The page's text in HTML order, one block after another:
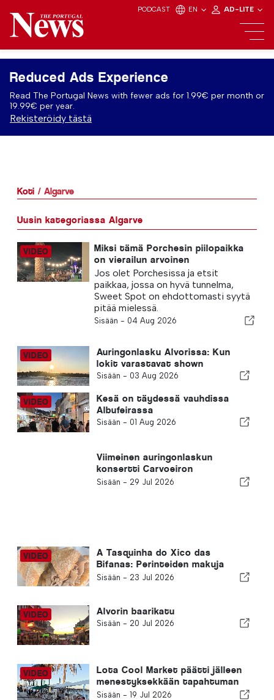
PODCAST EN AD-LITE
Reduced Ads Experience
Read The Portugal News with fewer ads for 1.99€ per month or
19.99€ per year.
Rekisteröidy tästä
Koti Algarve
Uusin kategoriassa Algarve
Miksi tämä Porchesin piilopaikka
on vierailun arvoinen
Jos olet Porchesissa ja etsit
paikkaa, jossa on hyvä tunnelma,
Sweet Spot on ehdottomasti syytä
pitää mielessä.
Sisään - 04 Aug 2026
Auringonlasku Alvorissa: Kun
lokit varastavat shown
Sisään - 03 Aug 2026
Kesä on täydessä vauhdissa
Albufeirassa
Sisään - 01 Aug 2026
Viimeinen auringonlaskun
konsertti Carvoeiron
rantakadulla
Sisään - 29 Jul 2026
A Tasquinha do Xico das
Bifanas: Perinteiden makuja
Armação de Pêran torilla
Sisään - 23 Jul 2026
Alvorin baarikatu
Sisään - 20 Jul 2026
Lota Cool Market päätti jälleen
menestyksekkään tapahtuman
Portimãossa
Sisään - 19 Jul 2026